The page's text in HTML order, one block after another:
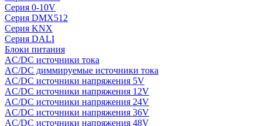
Серия 0-10V
Серия DMX512
Серия KNX
Серия DALI
Блоки питания
AC/DC источники тока
AC/DC диммируемые источники тока
AC/DC источники напряжения 5V
AC/DC источники напряжения 12V
AC/DC источники напряжения 24V
AC/DC источники напряжения 36V
AC/DC источники напряжения 48V